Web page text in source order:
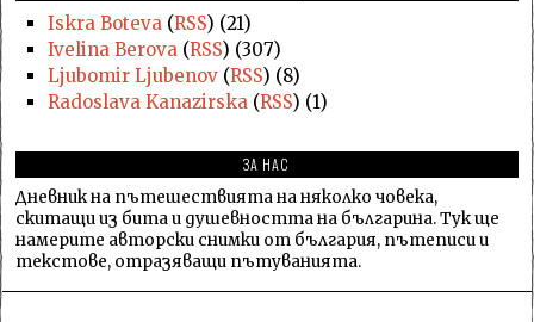
Iskra Boteva(RSS) (21)
Ivelina Berova(RSS) (307)
Ljubomir Ljubenov(RSS) (8)
Radoslava Kanazirska(RSS) (1)
ЗА НАС
Дневник на пътешествията на няколко човека,
скитащи из бита и душевността на българина. Тук ще
намерите авторски снимки от българия, пътеписи и
текстове, отразяващи пътуванията.